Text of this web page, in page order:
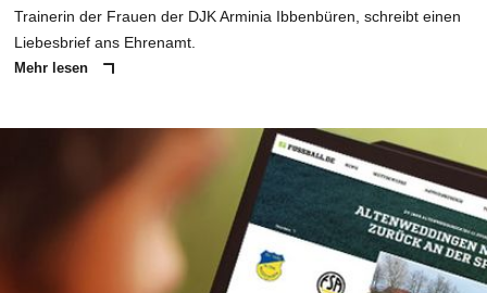
Trainerin der Frauen der DJK Arminia Ibbenbüren, schreibt einen
Liebesbrief ans Ehrenamt.
Mehr lesen